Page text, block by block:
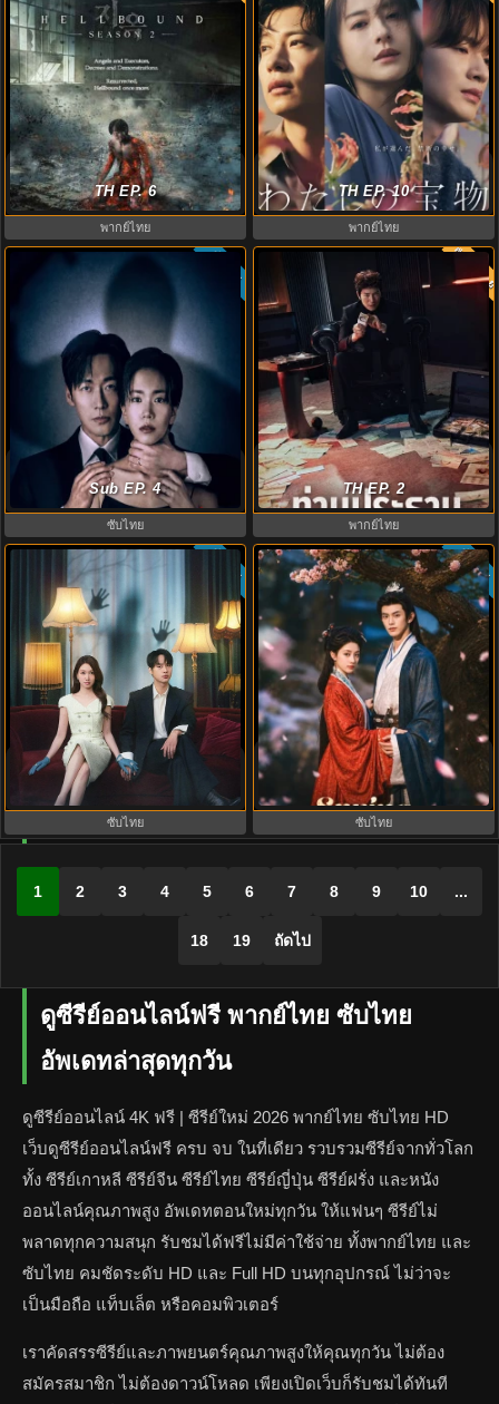
ทัณฑ์นรก 2 พากย์ไทย (2024)
Hellbound 2 EP.1-6 (จบ)
TH EP. 6
พากย์ไทย
เหนือรักแลกปรารถนา (2023) My
Precious พากย์ไทย EP.1-10 (จบ)
TH EP. 10
พากย์ไทย
The Husband (2026) คืนล่าก่อนหย่า
พากย์ไทย EP1-12 (จบ)
ซับไทย
Sub EP. 4
ซับไทย
The Apartment Job (2026) ท่าน
ประธานกำมะลอ พากย์ไทย ซับไทย
EP1-12
พากย์ไทย
TH EP. 2
พากย์ไทย
Spooky in Love (2026) สะดุดรักกุ๊ก
กุ๊กกู๋ พากย์ไทย ซับไทย EP1-12
ซับไทย
ซับไทย
Spring Over Phoenix Pond (2026)
หงส์คืนบัลลังก์แค้น พากย์ไทย ซับ
ไทย EP1-21
ซับไทย
ซับไทย
1 2 3 4 5 6 7 8 9 10 ...
18 19 ถัดไป
ดูซีรีย์ออนไลน์ฟรี พากย์ไทย ซับไทย
อัพเดทล่าสุดทุกวัน
ดูซีรีย์ออนไลน์ 4K ฟรี | ซีรีย์ใหม่ 2026 พากย์ไทย ซับไทย HD
เว็บดูซีรีย์ออนไลน์ฟรี ครบ จบ ในที่เดียว รวบรวมซีรีย์จากทั่วโลก
ทั้ง ซีรีย์เกาหลี ซีรีย์จีน ซีรีย์ไทย ซีรีย์ญี่ปุ่น ซีรีย์ฝรั่ง และหนัง
ออนไลน์คุณภาพสูง อัพเดทตอนใหม่ทุกวัน ให้แฟนๆ ซีรีย์ไม่
พลาดทุกความสนุก รับชมได้ฟรีไม่มีค่าใช้จ่าย ทั้งพากย์ไทย และ
ซับไทย คมชัดระดับ HD และ Full HD บนทุกอุปกรณ์ ไม่ว่าจะ
เป็นมือถือ แท็บเล็ต หรือคอมพิวเตอร์
เราคัดสรรซีรีย์และภาพยนตร์คุณภาพสูงให้คุณทุกวัน ไม่ต้อง
สมัครสมาชิก ไม่ต้องดาวน์โหลด เพียงเปิดเว็บก็รับชมได้ทันที